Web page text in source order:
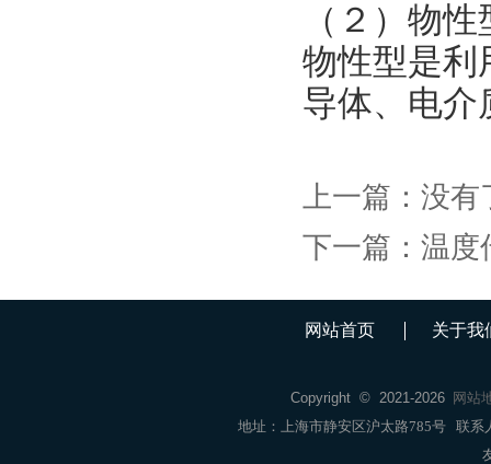
（２）物性
物性型是利
导体、电介
上一篇： 没有
下一篇： 温度
网站首页 关于我
Copyright © 2021-2026 网站
地址：上海市静安区沪太路785号 联